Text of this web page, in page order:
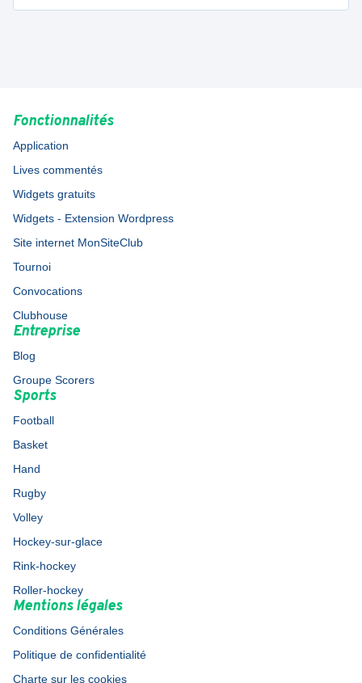
Fonctionnalités
Application
Lives commentés
Widgets gratuits
Widgets - Extension Wordpress
Site internet MonSiteClub
Tournoi
Convocations
Clubhouse
Entreprise
Blog
Groupe Scorers
Sports
Football
Basket
Hand
Rugby
Volley
Hockey-sur-glace
Rink-hockey
Roller-hockey
Mentions légales
Conditions Générales
Politique de confidentialité
Charte sur les cookies